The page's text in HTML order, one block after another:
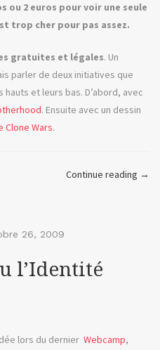
ou 2 euros pour voir une seule
trop cher pour pas assez.
gratuites et légales. Un
parler de deux initiatives que
et leurs bas. D’abord, avec
. Ensuite avec un dessin
Clone Wars.
Continue reading «
→
26, 2009
l’Identité
lors du dernier Webcamp,